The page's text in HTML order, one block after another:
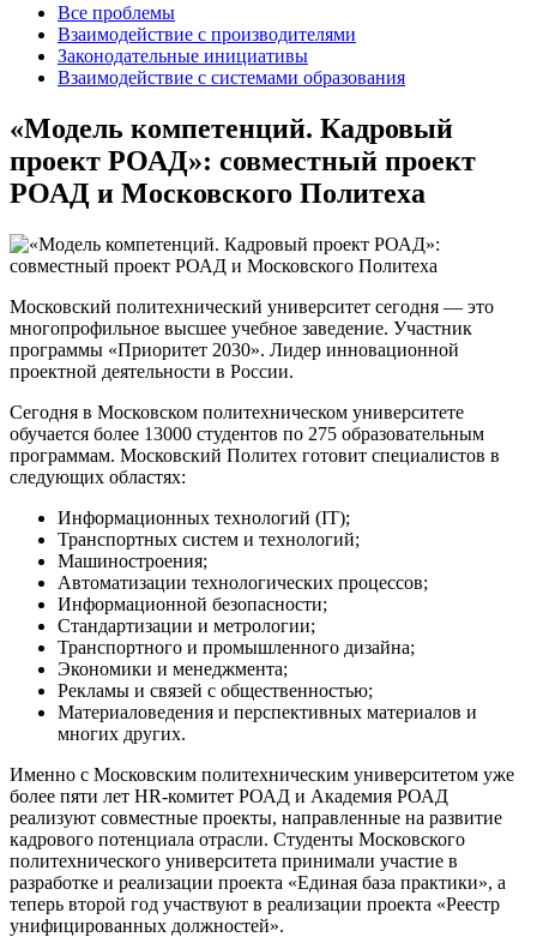
Все проблемы
Взаимодействие с производителями
Законодательные инициативы
Взаимодействие с системами образования
«Модель компетенций. Кадровый
проект РОАД»: совместный проект
РОАД и Московского Политеха
Московский политехнический университет сегодня — это
многопрофильное высшее учебное заведение. Участник
программы «Приоритет 2030». Лидер инновационной
проектной деятельности в России.
Сегодня в Московском политехническом университете
обучается более 13000 студентов по 275 образовательным
программам. Московский Политех готовит специалистов в
следующих областях:
Информационных технологий (IT);
Транспортных систем и технологий;
Машиностроения;
Автоматизации технологических процессов;
Информационной безопасности;
Стандартизации и метрологии;
Транспортного и промышленного дизайна;
Экономики и менеджмента;
Рекламы и связей с общественностью;
Материаловедения и перспективных материалов и
многих других.
Именно с Московским политехническим университетом уже
более пяти лет HR-комитет РОАД и Академия РОАД
реализуют совместные проекты, направленные на развитие
кадрового потенциала отрасли. Студенты Московского
политехнического университета принимали участие в
разработке и реализации проекта «Единая база практики», а
теперь второй год участвуют в реализации проекта «Реестр
унифицированных должностей».